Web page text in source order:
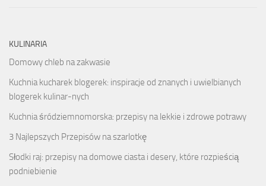
KULINARIA
Domowy chleb na zakwasie
Kuchnia kucharek blogerek: inspiracje od znanych i uwielbianych
blogerek kulinar-nych
Kuchnia śródziemnomorska: przepisy na lekkie i zdrowe potrawy
3 Najlepszych Przepisów na szarlotkę
Słodki raj: przepisy na domowe ciasta i desery, które rozpieścią
podniebienie